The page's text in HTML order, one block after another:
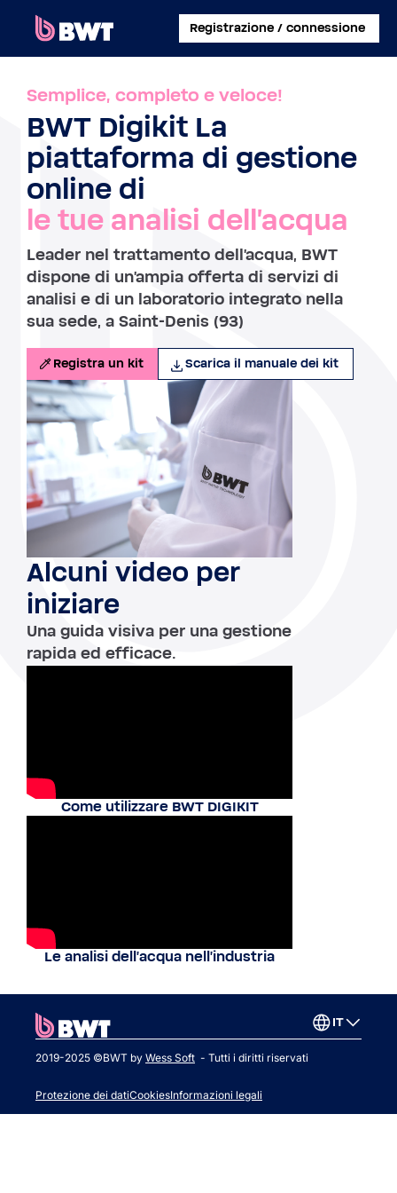
Registrazione / connessione
COLLEGATI A
GESTISCI UN ACCOUNT UTENTE
REGISTRA UN KIT SENZA ACCOUNT
INFORMAZIONI SU BWT
CONTATTA
Semplice, completo e veloce!
BWT Digikit La
piattaforma di gestione
online di
le tue analisi dell'acqua
Leader nel trattamento dell'acqua, BWT
dispone di un'ampia offerta di servizi di
analisi e di un laboratorio integrato nella
sua sede, a Saint-Denis (93)
Registra un kit Scarica il manuale dei kit
Alcuni video per
iniziare
Una guida visiva per una gestione
rapida ed efficace.
Come utilizzare BWT DIGIKIT
Le analisi dell'acqua nell'industria
IT
2019-2025 ©BWT by Wess Soft - Tutti i diritti riservati
Protezione dei datiCookiesInformazioni legali